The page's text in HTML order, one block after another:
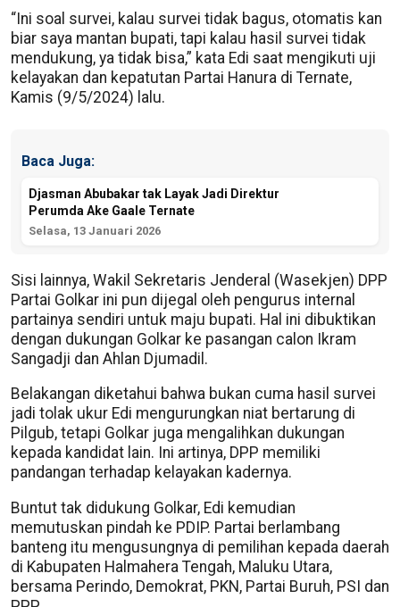
“Ini soal survei, kalau survei tidak bagus, otomatis kan
biar saya mantan bupati, tapi kalau hasil survei tidak
mendukung, ya tidak bisa,” kata Edi saat mengikuti uji
kelayakan dan kepatutan Partai Hanura di Ternate,
Kamis (9/5/2024) lalu.
Baca Juga:
Djasman Abubakar tak Layak Jadi Direktur
Perumda Ake Gaale Ternate
Selasa, 13 Januari 2026
Sisi lainnya, Wakil Sekretaris Jenderal (Wasekjen) DPP
Partai Golkar ini pun dijegal oleh pengurus internal
partainya sendiri untuk maju bupati. Hal ini dibuktikan
dengan dukungan Golkar ke pasangan calon Ikram
Sangadji dan Ahlan Djumadil.
Belakangan diketahui bahwa bukan cuma hasil survei
jadi tolak ukur Edi mengurungkan niat bertarung di
Pilgub, tetapi Golkar juga mengalihkan dukungan
kepada kandidat lain. Ini artinya, DPP memiliki
pandangan terhadap kelayakan kadernya.
Buntut tak didukung Golkar, Edi kemudian
memutuskan pindah ke PDIP. Partai berlambang
banteng itu mengusungnya di pemilihan kepada daerah
di Kabupaten Halmahera Tengah, Maluku Utara,
bersama Perindo, Demokrat, PKN, Partai Buruh, PSI dan